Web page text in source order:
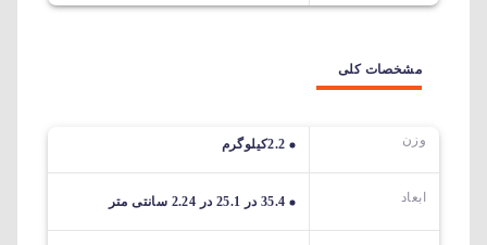
مشخصات کلی
وزن 2.2کیلوگرم
ابعاد 35.4 در 25.1 در 2.24 سانتی متر